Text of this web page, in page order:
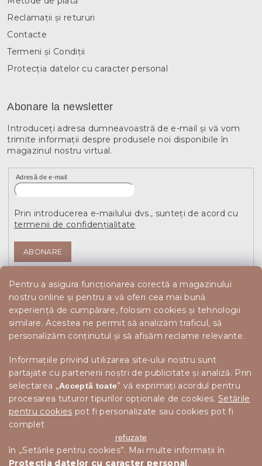
Pentru a asigura funcționarea corectă a magazinului
nostru online și pentru a vă oferi cea mai bună
experiență de cumpărare, folosim cookies și tehnologii
similare. Acestea ne permit să analizăm traficul, să
personalizăm conținutul și să afișăm reclame relevante.
Informațiile privind utilizarea site-ului nostru sunt
partajate cu partenerii noștri de publicitate și analiză. Prin
selectarea „Acceptă toate” vă exprimați acordul pentru
procesarea tuturor tipurilor opționale de cookies. Setările
pentru cookies pot fi personalizate sau cookies pot fi
complet
refuzate
în „Setările pentru cookies”. Mai multe informații în
Protecția datelor cu caracter personal.
Reclamații și retururi
Contacte
Termeni și Condiții
Protecția datelor cu caracter personal
Abonare la newsletter
Introduceţi adresa dumneavoastră de e-mail şi vă vom
trimite informaţii despre produsele noi disponibile în
magazinul nostru virtual.
Adresă de e-mail
Prin introducerea e-mailului dvs., sunteți de acord cu
termenii de confidențialitate
ABONARE